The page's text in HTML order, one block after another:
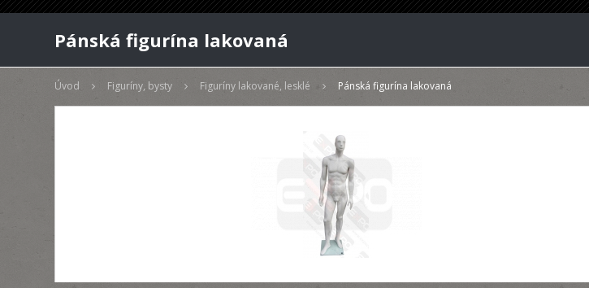
Pánská figurína lakovaná
Úvod Figuríny, bysty Figuríny lakované, lesklé Pánská figurína lakovaná